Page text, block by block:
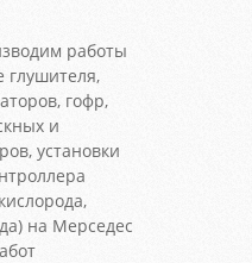
работы
глушителя,
гофр,
и
установки
на Мерседес